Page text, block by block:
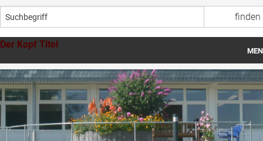
Der Kopf Titel
Startseite
Über uns
Wohnheime